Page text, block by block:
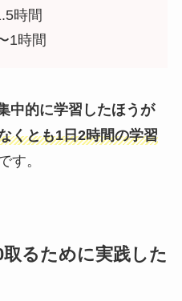
時間
1時間
中的に学習したほうが
くとも1日2時間の学習
す。
るために実践した